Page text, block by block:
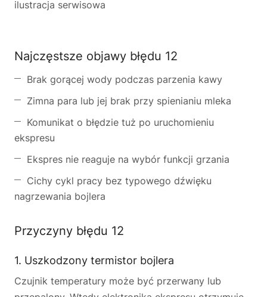
Najczęstsze objawy błędu 12
Brak gorącej wody podczas parzenia kawy
Zimna para lub jej brak przy spienianiu mleka
Komunikat o błędzie tuż po uruchomieniu
ekspresu
Ekspres nie reaguje na wybór funkcji grzania
Cichy cykl pracy bez typowego dźwięku
nagrzewania bojlera
Przyczyny błędu 12
1. Uszkodzony termistor bojlera
Czujnik temperatury może być przerwany lub